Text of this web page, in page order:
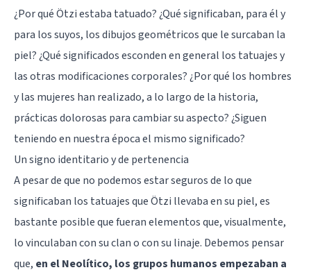
¿Por qué Ötzi estaba tatuado? ¿Qué significaban, para él y
para los suyos, los dibujos geométricos que le surcaban la
piel? ¿Qué significados esconden en general los tatuajes y
las otras modificaciones corporales? ¿Por qué los hombres
y las mujeres han realizado, a lo largo de la historia,
prácticas dolorosas para cambiar su aspecto? ¿Siguen
teniendo en nuestra época el mismo significado?
Un signo identitario y de pertenencia
A pesar de que no podemos estar seguros de lo que
significaban los tatuajes que Ötzi llevaba en su piel, es
bastante posible que fueran elementos que, visualmente,
lo vinculaban con su clan o con su linaje. Debemos pensar
que, en el Neolítico, los grupos humanos empezaban a